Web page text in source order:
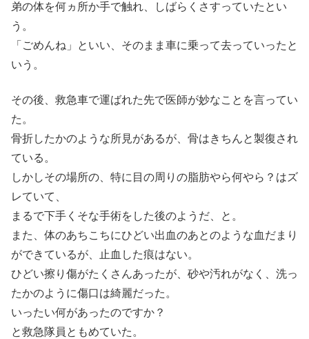
弟の体を何ヵ所か手で触れ、しばらくさすっていたとい
う。
「ごめんね」といい、そのまま車に乗って去っていったと
いう。
その後、救急車で運ばれた先で医師が妙なことを言ってい
た。
骨折したかのような所見があるが、骨はきちんと製復され
ている。
しかしその場所の、特に目の周りの脂肪やら何やら？はズ
レていて、
まるで下手くそな手術をした後のようだ、と。
また、体のあちこちにひどい出血のあとのような血だまり
ができているが、止血した痕はない。
ひどい擦り傷がたくさんあったが、砂や汚れがなく、洗っ
たかのように傷口は綺麗だった。
いったい何があったのですか？
と救急隊員ともめていた。